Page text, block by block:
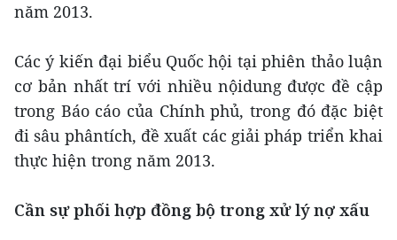
năm 2013.
Các ý kiến đại biểu Quốc hội tại phiên thảo luận
cơ bản nhất trí với nhiều nộidung được đề cập
trong Báo cáo của Chính phủ, trong đó đặc biệt
đi sâu phântích, đề xuất các giải pháp triển khai
thực hiện trong năm 2013.
Cần sự phối hợp đồng bộ trong xử lý nợ xấu